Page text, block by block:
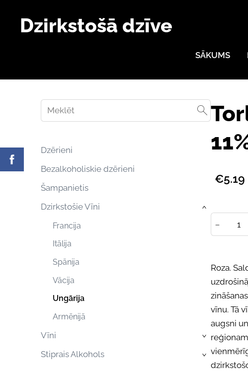
Dzirkstošā dzīve
SĀKUMS
Dzērieni
Bezalkoholiskie dzērieni
Šampanietis
Dzirkstošie Vīni
Francija
Itālija
Spānija
Vācija
Ungārija
Armēnijā
›
Vīni ›
Stiprais Alkohols ›
€5.19
-
Roza.
vīnu. Tā
augsni